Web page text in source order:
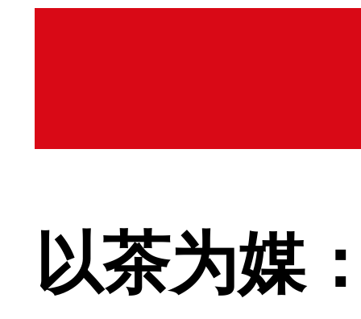
以茶为媒